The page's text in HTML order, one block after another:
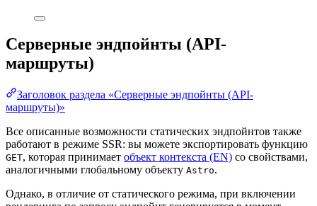
Серверные эндпойнты (API-
маршруты)
Заголовок раздела «Серверные эндпойнты (API-
маршруты)»
Все описанные возможности статических эндпойнтов также
работают в режиме SSR: вы можете экспортировать функцию
GET, которая принимает объект контекста (EN) со свойствами,
аналогичными глобальному объекту Astro.
Однако, в отличие от статического режима, при включении